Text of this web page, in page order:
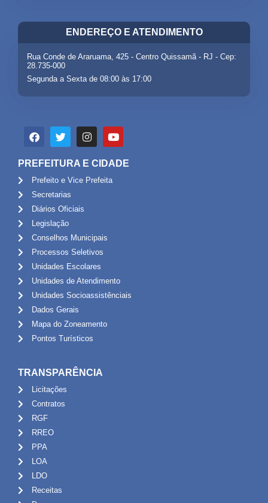
ENDEREÇO E ATENDIMENTO
Rua Conde de Araruama, 425 - Centro Quissamã - RJ - Cep:
28.735-000
Segunda a Sexta de 08:00 às 17:00
PREFEITURA E CIDADE
Prefeito e Vice Prefeita
Secretarias
Diários Oficiais
Legislação
Conselhos Municipais
Processos Seletivos
Unidades Escolares
Unidades de Atendimento
Unidades Socioassistênciais
Dados Gerais
Mapa do Zoneamento
Pontos Turísticos
TRANSPARÊNCIA
Licitações
Contratos
RGF
RREO
PPA
LOA
LDO
Receitas